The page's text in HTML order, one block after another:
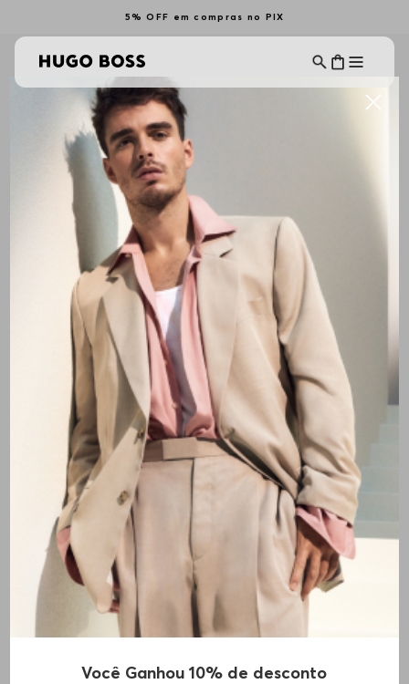
5% OFF em compras no PIX
Você Ganhou 10% de desconto
SHORTS FEMININAS
Filtrar
SAIA LÁPIS COM CINTO DE
CORRENTE DOURADO
1. 620,00
SAIA A EM ALGODÃO ELÁSTICO
00
-50%